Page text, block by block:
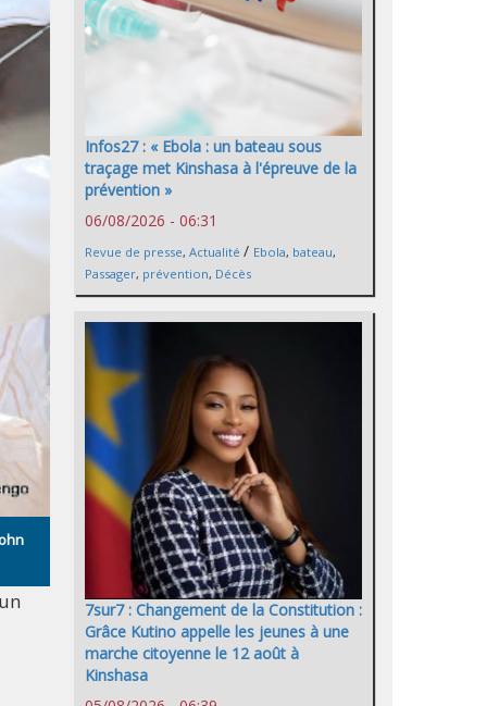
Infos27 : « Ebola : un bateau sous
traçage met Kinshasa à l'épreuve de la
prévention »
06/08/2026 - 06:31
Revue de presse, Actualité / Ebola, bateau,
Passager, prévention, Décès
7sur7 : Changement de la Constitution :
Grâce Kutino appelle les jeunes à une
marche citoyenne le 12 août à
Kinshasa